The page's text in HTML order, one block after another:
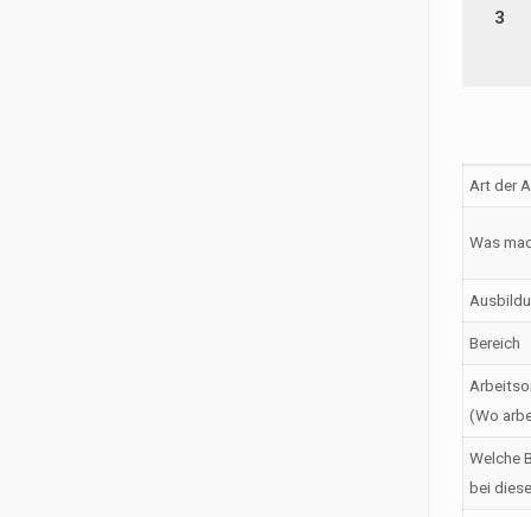
3
Art der
Was
Bereich
(Wo
Welche
bei